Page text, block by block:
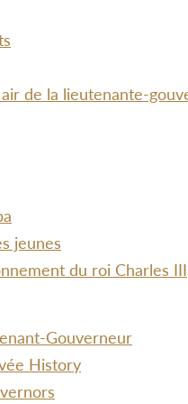
de la lieutenante-
jeunes
du roi Charles III
Gouverneur
History